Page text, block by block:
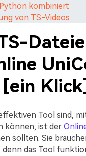
kombiniert
von TS-Videos
Klick]
Tool sind,
können, ist der
sollten. Sie
das Tool